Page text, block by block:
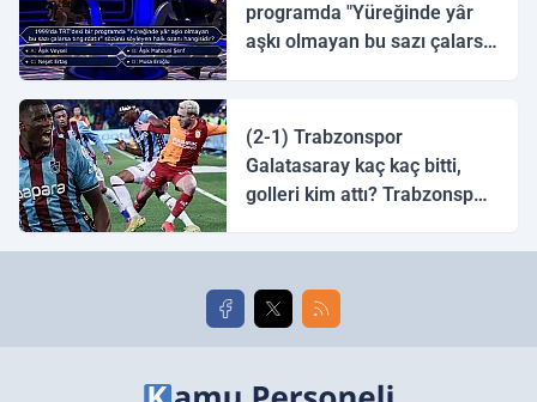
programda "Yüreğinde yâr
aşkı olmayan bu sazı çalarsa
(2-1) Trabzonspor
Galatasaray kaç kaç bitti,
golleri kim attı? Trabzonspor
golleri!